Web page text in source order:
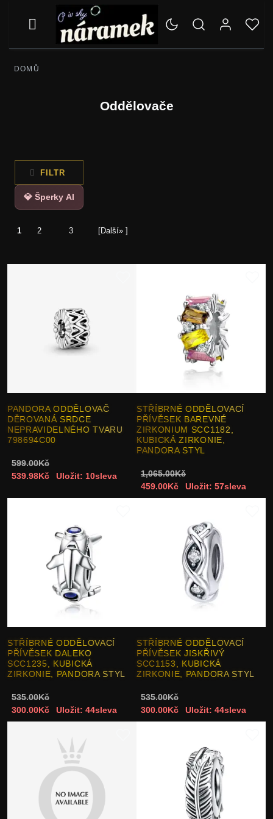
DOMŮ
Oddělovače
FILTR
💎 Šperky AI
1 2 3 [Další» ]
PANDORA ODDĚLOVAČ
DĚROVANÁ SRDCE
NEPRAVIDELNÉHO TVARU
798694C00
599.00Kč
539.98Kč
Uložit: 10sleva
STŘÍBRNÉ ODDĚLOVACÍ
PŘÍVĚSEK BAREVNÉ
ZIRKONIUM SCC1182,
KUBICKÁ ZIRKONIE,
PANDORA STYL
1,065.00Kč
459.00Kč
Uložit: 57sleva
STŘÍBRNÉ ODDĚLOVACÍ
PŘÍVĚSEK DALEKO
SCC1235, KUBICKÁ
ZIRKONIE, PANDORA STYL
535.00Kč
300.00Kč
Uložit: 44sleva
STŘÍBRNÉ ODDĚLOVACÍ
PŘÍVĚSEK JISKŘIVÝ
SCC1153, KUBICKÁ
ZIRKONIE, PANDORA STYL
535.00Kč
300.00Kč
Uložit: 44sleva